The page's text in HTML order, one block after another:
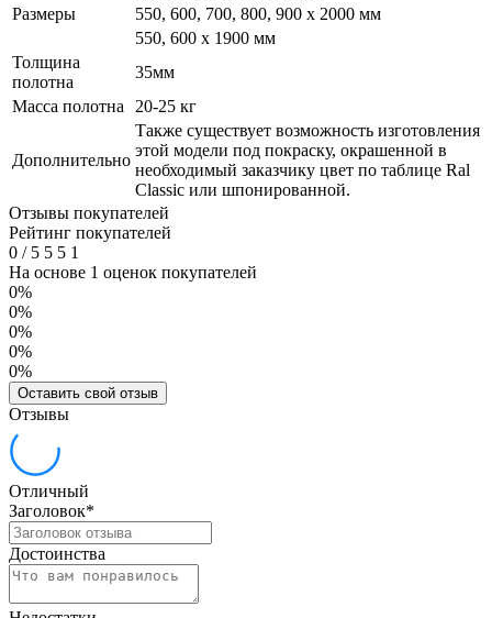
Размеры
550, 600, 700, 800, 900 x 2000 мм
550, 600 х 1900 мм
Толщина
полотна
35мм
Масса полотна
20-25 кг
Дополнительно
Также существует возможность изготовления
этой модели под покраску, окрашенной в
необходимый заказчику цвет по таблице Ral
Classic или шпонированной.
Отзывы покупателей
Рейтинг покупателей
0 /5 5 5 1
На основе 1 оценок покупателей
0%
0%
0%
0%
0%
Оставить свой отзыв
Отзывы
Отличный
Заголовок*
Достоинства